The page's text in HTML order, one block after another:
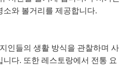
와 볼거리를 제공합니다.
인들의 생활 방식을 관찰하며 사
다. 또한 레스토랑에서 전통 요